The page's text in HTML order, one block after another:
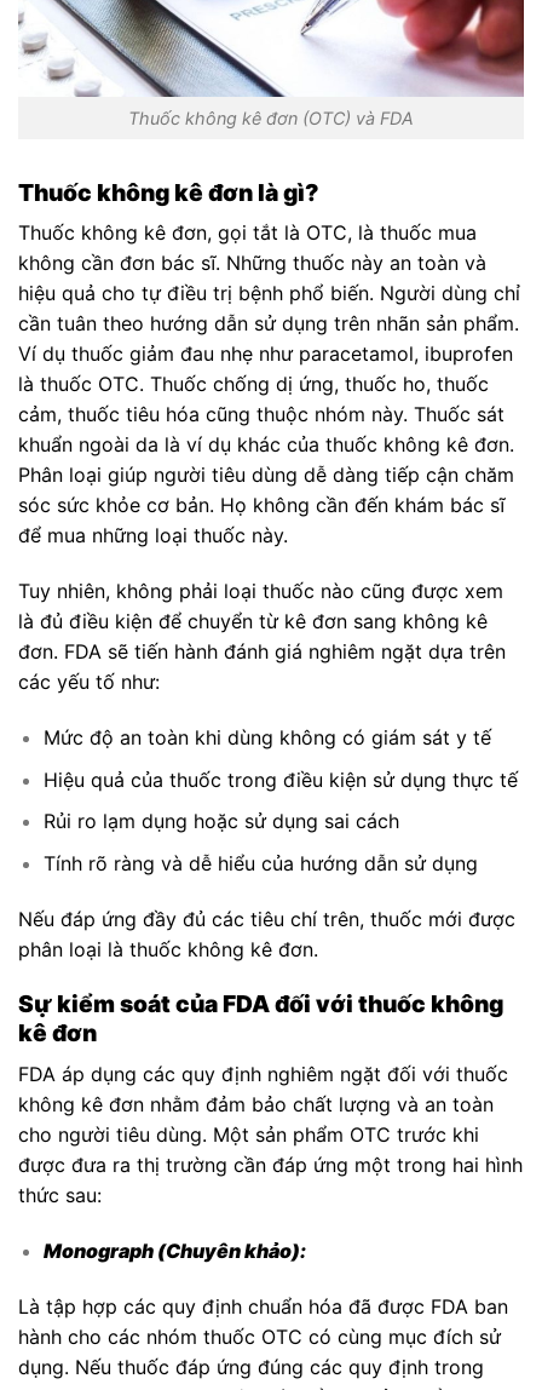
Thuốc không kê đơn (OTC) và FDA
Thuốc không kê đơn là gì?
Thuốc không kê đơn, gọi tắt là OTC, là thuốc mua
không cần đơn bác sĩ. Những thuốc này an toàn và
hiệu quả cho tự điều trị bệnh phổ biến. Người dùng chỉ
cần tuân theo hướng dẫn sử dụng trên nhãn sản phẩm.
Ví dụ thuốc giảm đau nhẹ như paracetamol, ibuprofen
là thuốc OTC. Thuốc chống dị ứng, thuốc ho, thuốc
cảm, thuốc tiêu hóa cũng thuộc nhóm này. Thuốc sát
khuẩn ngoài da là ví dụ khác của thuốc không kê đơn.
Phân loại giúp người tiêu dùng dễ dàng tiếp cận chăm
sóc sức khỏe cơ bản. Họ không cần đến khám bác sĩ
để mua những loại thuốc này.
Tuy nhiên, không phải loại thuốc nào cũng được xem
là đủ điều kiện để chuyển từ kê đơn sang không kê
đơn. FDA sẽ tiến hành đánh giá nghiêm ngặt dựa trên
các yếu tố như:
Mức độ an toàn khi dùng không có giám sát y tế
Hiệu quả của thuốc trong điều kiện sử dụng thực tế
Rủi ro lạm dụng hoặc sử dụng sai cách
Tính rõ ràng và dễ hiểu của hướng dẫn sử dụng
Nếu đáp ứng đầy đủ các tiêu chí trên, thuốc mới được
phân loại là thuốc không kê đơn.
Sự kiểm soát của FDA đối với thuốc không
kê đơn
FDA áp dụng các quy định nghiêm ngặt đối với thuốc
không kê đơn nhằm đảm bảo chất lượng và an toàn
cho người tiêu dùng. Một sản phẩm OTC trước khi
được đưa ra thị trường cần đáp ứng một trong hai hình
thức sau:
Monograph (Chuyên khảo):
Là tập hợp các quy định chuẩn hóa đã được FDA ban
hành cho các nhóm thuốc OTC có cùng mục đích sử
dụng. Nếu thuốc đáp ứng đúng các quy định trong